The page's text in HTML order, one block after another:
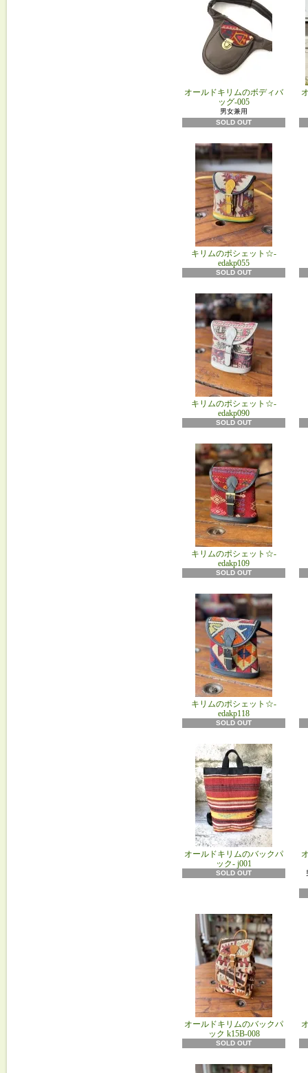
オールドキリムのボディバ
ッグ-005
男女兼用
SOLD OUT
キリムのポシェット☆-
edakp055
SOLD OUT
キリムのポシェット☆-
edakp090
SOLD OUT
キリムのポシェット☆-
edakp109
SOLD OUT
キリムのポシェット☆-
edakp118
SOLD OUT
オールドキリムのバックパ
ック- j001
SOLD OUT
オールドキリムのバックパ
ック k15B‐008
SOLD OUT